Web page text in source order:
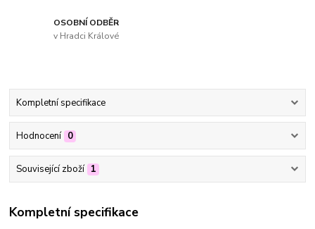
OSOBNÍ ODBĚR
v Hradci Králové
Kompletní specifikace
Hodnocení 0
Související zboží 1
Kompletní specifikace